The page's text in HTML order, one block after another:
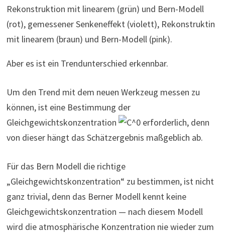
Rekonstruktion mit linearem (grün) und Bern-Modell
(rot), gemessener Senkeneffekt (violett), Rekonstruktin
mit linearem (braun) und Bern-Modell (pink).
Aber es ist ein Trendunterschied erkennbar.
Um den Trend mit dem neuen Werkzeug messen zu
können, ist eine Bestimmung der
Gleichgewichtskonzentration
erforderlich, denn
von dieser hängt das Schätzergebnis maßgeblich ab.
Für das Bern Modell die richtige
„Gleichgewichtskonzentration“ zu bestimmen, ist nicht
ganz trivial, denn das Berner Modell kennt keine
Gleichgewichtskonzentration — nach diesem Modell
wird die atmosphärische Konzentration nie wieder zum